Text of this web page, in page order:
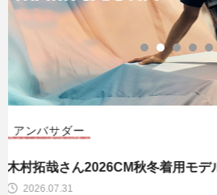
2026.07.28
CODE COLLECTION
MARK & LONA 2026 秋冬